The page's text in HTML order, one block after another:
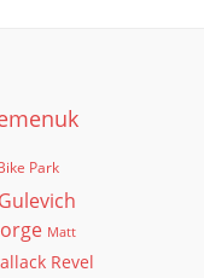
Park
Matt
Revel